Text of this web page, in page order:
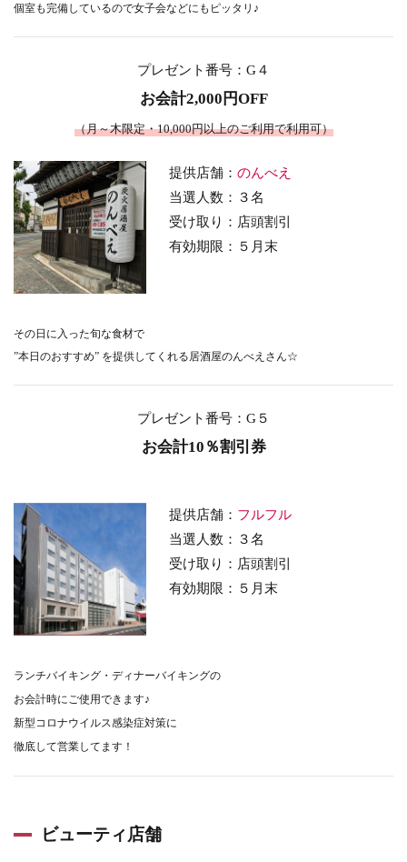
個室も完備しているので女子会などにもピッタリ♪
プレゼント番号 ：G４
お会計2,000円OFF
（月～木限定・10,000円以上のご利用で利用可）
提供店舗：のんべえ
当選人数：３名
受け取り：店頭割引
有効期限：５月末
その日に入った旬な食材で
”本日のおすすめ” を提供してくれる居酒屋のんべえさん☆
プレゼント番号 ：G５
お会計10％割引券
提供店舗： フルフル
当選人数：３名
受け取り：店頭割引
有効期限：５月末
ランチバイキング・ディナーバイキングの
お会計時にご使用できます♪
新型コロナウイルス感染症対策に
徹底して営業してます！
ビューティ店舗